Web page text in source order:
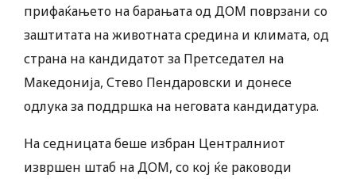
прифаќањето на барањата од ДОМ поврзани со
заштитата на животната средина и климата, од
страна на кандидатот за Претседател на
Македонија, Стево Пендаровски и донесе
одлука за поддршка на неговата кандидатура.
На седницата беше избран Централниот
извршен штаб на ДОМ, со кој ќе раководи